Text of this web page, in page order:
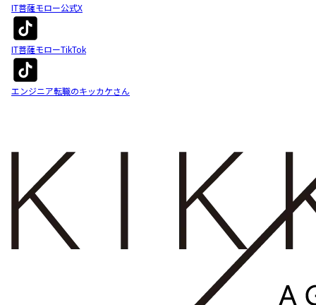
IT菩薩モロー公式X
IT菩薩モローTikTok
エンジニア転職のキッカケさん